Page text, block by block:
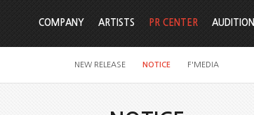
COMPANY ARTISTS PR CENTER
NEW RELEASE NOTICE F'MEDIA
AUDITION